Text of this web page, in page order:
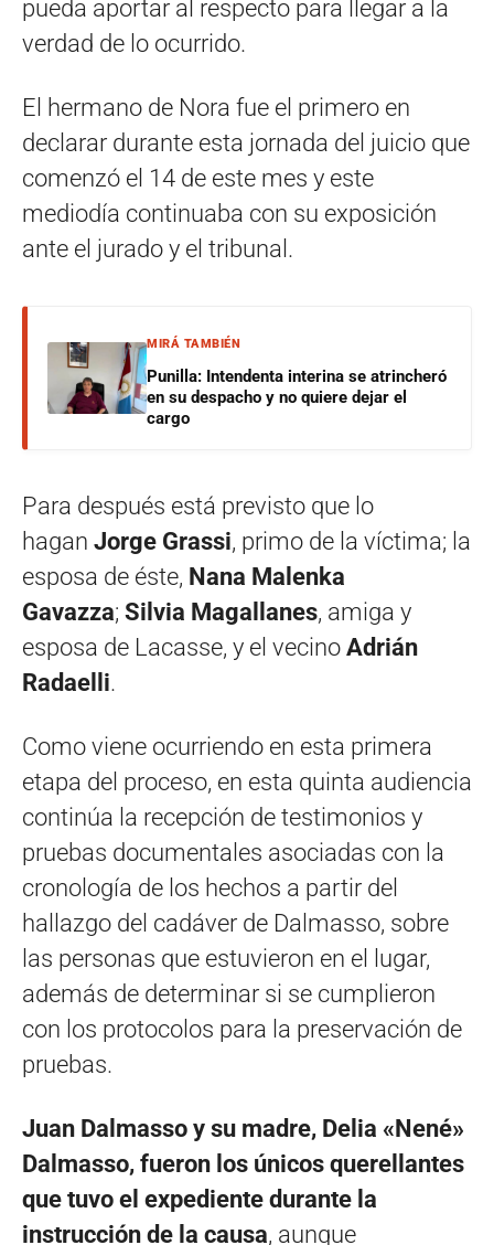
pueda aportar al respecto para llegar a la
verdad de lo ocurrido.
El hermano de Nora fue el primero en
declarar durante esta jornada del juicio que
comenzó el 14 de este mes y este
mediodía continuaba con su exposición
ante el jurado y el tribunal.
MIRÁ TAMBIÉN
Punilla: Intendenta interina se atrincheró
en su despacho y no quiere dejar el
cargo
Para después está previsto que lo
hagan Jorge Grassi, primo de la víctima; la
esposa de éste, Nana Malenka
Gavazza; Silvia Magallanes, amiga y
esposa de Lacasse, y el vecino Adrián
Radaelli.
Como viene ocurriendo en esta primera
etapa del proceso, en esta quinta audiencia
continúa la recepción de testimonios y
pruebas documentales asociadas con la
cronología de los hechos a partir del
hallazgo del cadáver de Dalmasso, sobre
las personas que estuvieron en el lugar,
además de determinar si se cumplieron
con los protocolos para la preservación de
pruebas.
Juan Dalmasso y su madre, Delia «Nené»
Dalmasso, fueron los únicos querellantes
que tuvo el expediente durante la
instrucción de la causa, aunque